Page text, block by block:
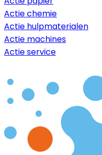
Actie chemie
Actie hulpmaterialen
Actie machines
Actie service